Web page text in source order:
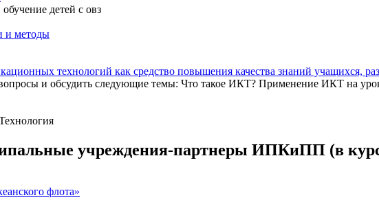
детей с овз
и методы
технологий как средство повышения качества знаний учащихся,
и обсудить следующие темы: Что такое ИКТ? Применение ИКТ на
учреждения-партнеры ИПКиПП (в
флота»